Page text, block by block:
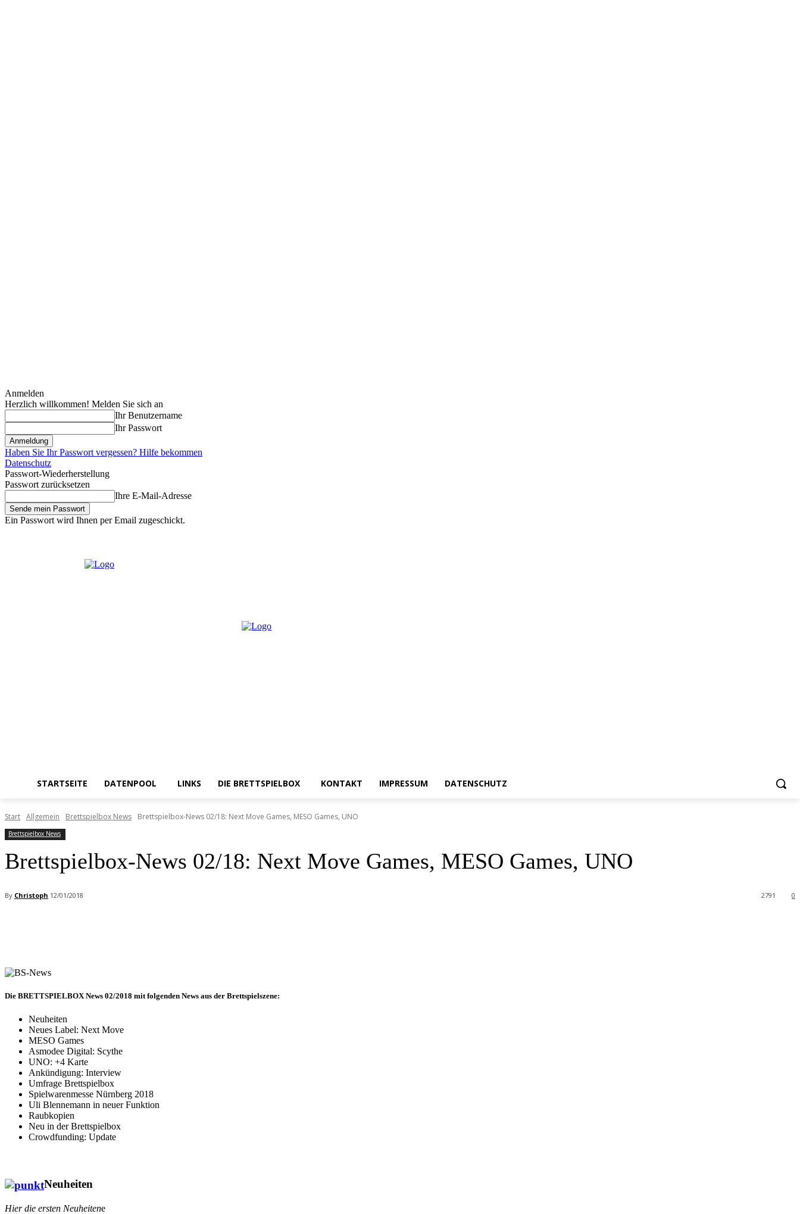
Anmelden
Herzlich willkommen! Melden Sie sich an
Ihr Benutzername
Ihr Passwort
Haben Sie Ihr Passwort vergessen? Hilfe bekommen
Datenschutz
Passwort-Wiederherstellung
Passwort zurücksetzen
Ihre E-Mail-Adresse
Ein Passwort wird Ihnen per Email zugeschickt.
STARTSEITE DATENPOOL LINKS DIE BRETTSPIELBOX KONTAKT IMPRESSUM DATENSCHUTZ
Start Allgemein Brettspielbox News Brettspielbox-News 02/18: Next Move Games, MESO Games, UNO
Brettspielbox News
Brettspielbox-News 02/18: Next Move Games, MESO Games, UNO
By Christoph 12/01/2018 0
2791
Die BRETTSPIELBOX News 02/2018 mit folgenden News aus der Brettspielszene:
Neuheiten
Neues Label: Next Move
MESO Games
Asmodee Digital: Scythe
UNO: +4 Karte
Ankündigung: Interview
Umfrage Brettspielbox
Spielwarenmesse Nürnberg 2018
Uli Blennemann in neuer Funktion
Raubkopien
Neu in der Brettspielbox
Crowdfunding: Update
Neuheiten
Hier die ersten Neuheitene